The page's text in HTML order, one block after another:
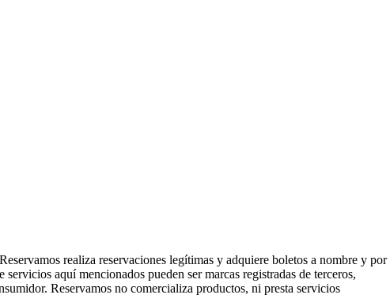
realiza reservaciones legítimas y adquiere boletos a nombre y por
aquí mencionados pueden ser marcas registradas de terceros,
Reservamos no comercializa productos, ni presta servicios